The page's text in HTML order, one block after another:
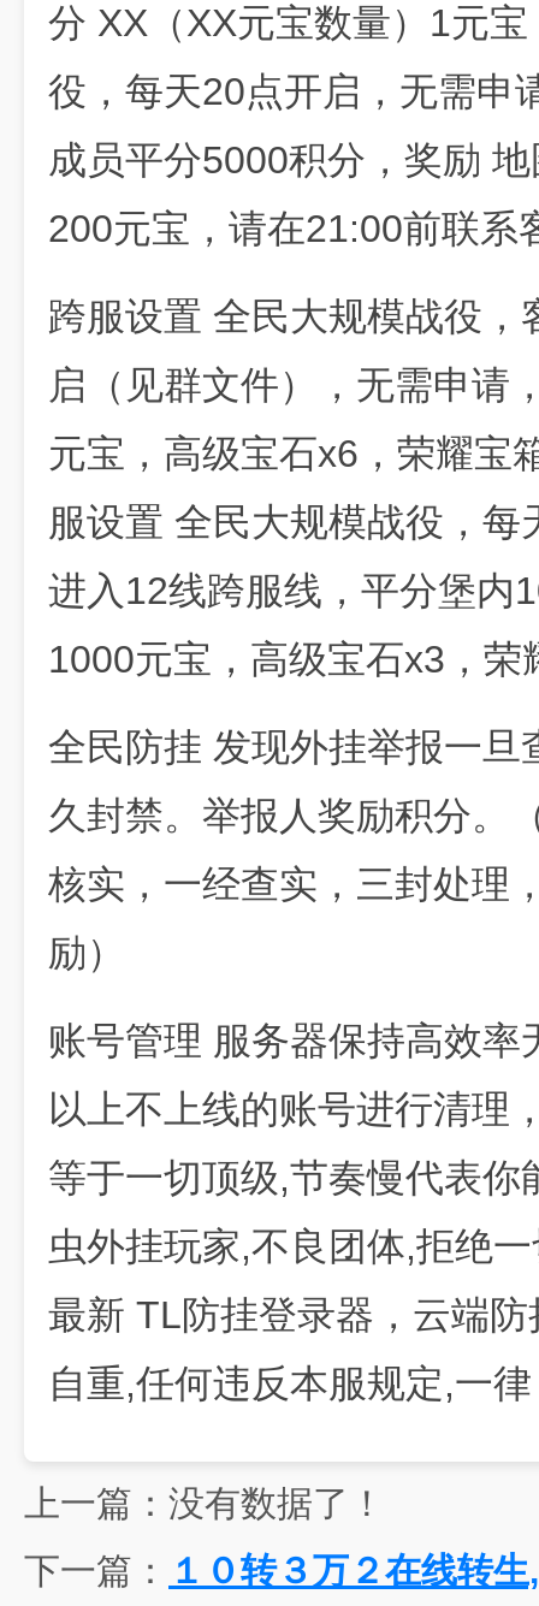
分 XX（XX元宝数量）1元
役，每天20点开启，无需申
成员平分5000积分，奖励
200元宝，请在21:00前联系
跨服设置 全民大规模战役
启（见群文件），无需申请
元宝，高级宝石x6，荣耀宝
服设置 全民大规模战役，
进入12线跨服线，平分堡内
1000元宝，高级宝石x3，荣
全民防挂 发现外挂举报一
久封禁。举报人奖励积分。
核实，一经查实，三封处理
励）
账号管理 服务器保持高效
以上不上线的账号进行清理
等于一切顶级,节奏慢代表
虫外挂玩家,不良团体,拒绝
最新 TL防挂登录器，云端
自重,任何违反本服规定,一律
上一篇：没有数据了！
下一篇：
１０转３万２在线转